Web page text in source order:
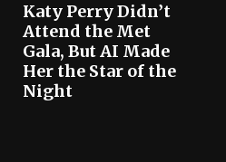
Katy Perry Didn’t
Attend the Met
Gala, But AI Made
Her the Star of the
Night